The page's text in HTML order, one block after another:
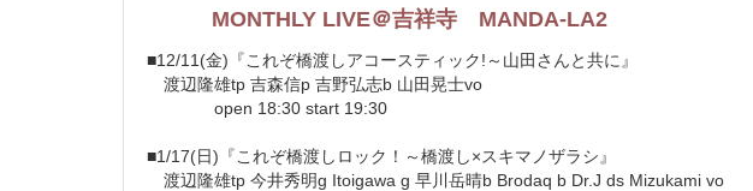
MONTHLY LIVE＠吉祥寺 MANDA-LA2
■12/11(金)『これぞ橋渡しアコースティック!～山田さんと共に』
渡辺隆雄tp 吉森信p 吉野弘志b 山田晃士vo
open 18:30 start 19:30
■1/17(日)『これぞ橋渡しロック！～橋渡し×スキマノザラシ』
渡辺隆雄tp 今井秀明g Itoigawa g 早川岳晴b Brodaq b Dr.J ds Mizukami vo